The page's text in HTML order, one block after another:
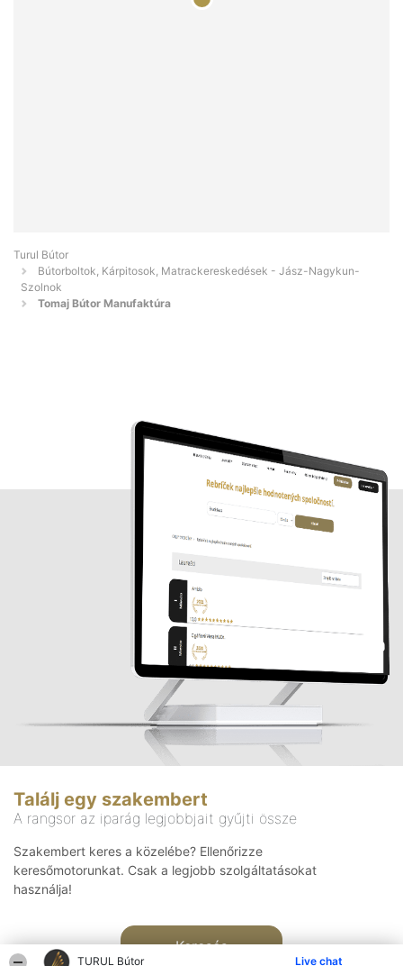
TURUL Bútor Live chat
Turul Bútor
Bútorboltok, Kárpitosok, Matrackereskedések - Jász-Nagykun-
Szolnok
Tomaj Bútor Manufaktúra
Találj egy szakembert
A rangsor az iparág legjobbjait gyűjti össze
Szakembert keres a közelébe? Ellenőrizze
keresőmotorunkat. Csak a legjobb szolgáltatásokat
használja!
Keresés